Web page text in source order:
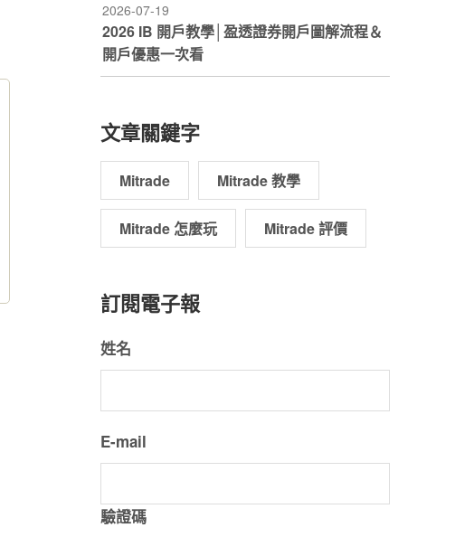
2026-07-19
2026 IB 開戶教學│盈透證券開戶圖解流程＆
開戶優惠一次看
文章關鍵字
Mitrade Mitrade 教學
Mitrade 怎麼玩 Mitrade 評價
訂閱電子報
姓名
E-mail
驗證碼